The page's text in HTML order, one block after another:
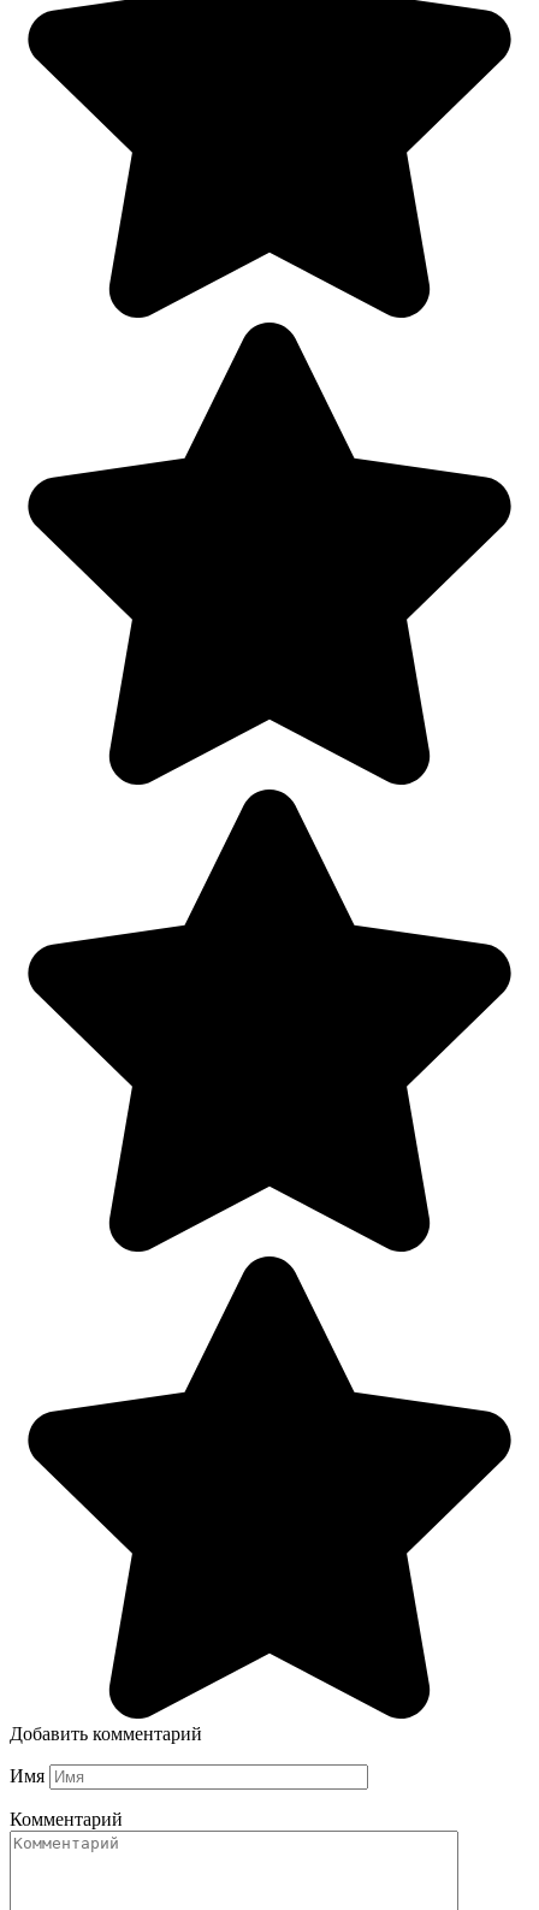
Добавить комментарий
Имя
Комментарий